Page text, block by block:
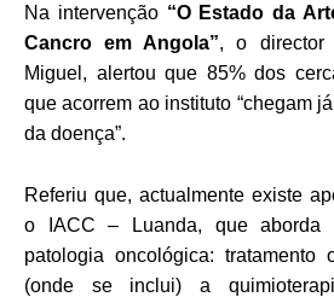
Na intervenção “O Estado da
Cancro em Angola”, o director
Miguel, alertou que 85% dos
que acorrem ao instituto “chegam
da doença”.
Referiu que, actualmente existe
o IACC – Luanda, que aborda
patologia oncológica: tratamento
(onde se inclui) a